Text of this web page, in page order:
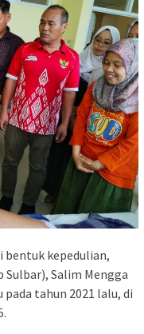
bentuk kepedulian,
Sulbar), Salim Mengga
tahun 2021 lalu, di